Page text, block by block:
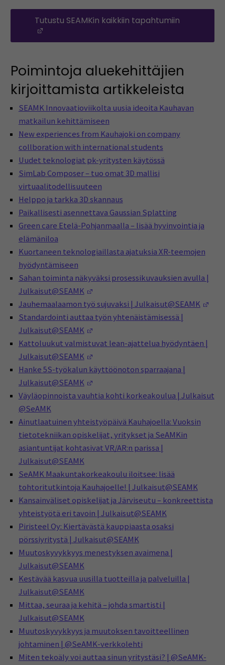
Tutustu SEAMKin kaikkiin tapahtumiin
Poimintoja aluekehittäjien
kirjoittamista artikkeleista
SEAMK Innovaatioviikolta uusia ideoita Kauhavan
matkailun kehittämiseen
New experiences from Kauhajoki on company
collboration with international students
Uudet teknologiat pk-yritysten käytössä
SimLab Composer – tuo omat 3D mallisi
virtuaalitodellisuuteen
Helppo ja tarkka 3D skannaus
Paikallisesti asennettava Gaussian Splatting
Green care Etelä-Pohjanmaalla – lisää hyvinvointia ja
elämäniloa
Kuortaneen teknologiaillasta ajatuksia XR-teemojen
hyödyntämiseen
Sahan toiminta näkyväksi prosessikuvauksien avulla |
Julkaisut@SEAMK
Jauhemaalaamon työ sujuvaksi | Julkaisut@SEAMK
Standardointi auttaa työn yhtenäistämisessä |
Julkaisut@SEAMK
Kattoluukut valmistuvat lean-ajattelua hyödyntäen |
Julkaisut@SEAMK
Hanke 5S-työkalun käyttöönoton sparraajana |
Julkaisut@SEAMK
Väyläopinnoista vauhtia kohti korkeakoulua | Julkaisut
@SeAMK
Ainutlaatuinen yhteistyöpäivä Kauhajoella: Vuoksin
tietotekniikan opiskelijat, yritykset ja SeAMKin
asiantuntijat kohtasivat VR/AR:n parissa |
Julkaisut@SEAMK
SeAMK Maakuntakorkeakoulu iloitsee: lisää
tohtoritutkintoja Kauhajoelle! | Julkaisut@SEAMK
Kansainväliset opiskelijat ja Järviseutu – konkreettista
yhteistyötä eri tavoin | Julkaisut@SEAMK
Piristeel Oy: Kiertävästä kauppiaasta osaksi
pörssiyritystä | Julkaisut@SEAMK
Muutoskyvykkyys menestyksen avaimena |
Julkaisut@SEAMK
Kestävää kasvua uusilla tuotteilla ja palveluilla |
Julkaisut@SEAMK
Mittaa, seuraa ja kehitä – johda smartisti |
Julkaisut@SEAMK
Muutoskyvykkyys ja muutoksen tavoitteellinen
johtaminen | @SeAMK-verkkolehti
Miten tekoäly voi auttaa sinun yritystäsi? | @SeAMK-